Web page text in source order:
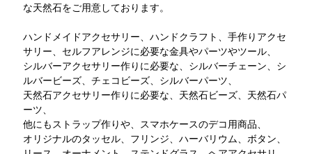
な天然石をご用意しております。
ハンドメイドアクセサリー、ハンドクラフト、手作りアクセ
サリー、セルフアレンジに必要な金具やパーツやツール、
シルバーアクセサリー作りに必要な、シルバーチェーン、シ
ルバービーズ、チェコビーズ、シルバーパーツ、
天然石アクセサリー作りに必要な、天然石ビーズ、天然石パ
ーツ、
他にもストラップ作りや、スマホケースのデコ用商品、
オリジナルのタッセル、フリンジ、ハーバリウム、ボタン、